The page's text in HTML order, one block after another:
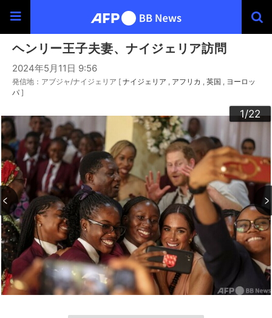
ヘンリー王子夫妻、ナイジェリア訪問
2024年5月11日 9:56
発信地：アブジャ/ナイジェリア [ ナイジェリア アフリカ 英国
ヨーロッ
パ ]
1/22
2/22
3/22
4/22
5/22
6/22
7/22
8/22
9/22
10/22
11/22
12/22
13/22
14/22
15/22
16/22
17/22
18/22
19/22
20/22
21/22
22/22